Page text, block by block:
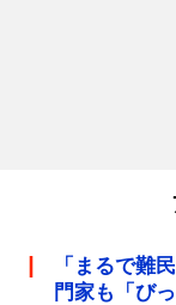
「まるで難
門家も「び